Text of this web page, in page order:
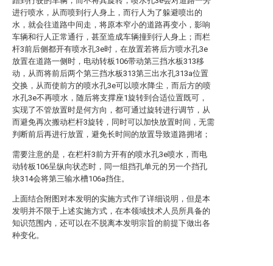
进行喷水，从而喷到行人身上，而行人为了躲避喷出的
水，就会往道路中间走，将原本窄小的道路再变小，影响
车辆和行人正常通行，甚至造成车辆撞到行人身上；而栏
杆3前后侧都开有喷水孔3e时，在放置若将后方喷水孔3e
放置在道路一侧时，电动转板106带动第三挡水板313移
动，从而将前后两个第三挡水板313第三出水孔313a位置
交换，从而使前方的喷水孔3e可以喷水降尘，而后方的喷
水孔3e不再喷水，随后将支撑座1旋转到合适位置既可，
实现了不管放置时是何方向，都可通过旋转进行调节，从
而避免再次搬动栏杆3旋转，同时可以加快放置时间，无需
判断前后再进行放置，避免长时间的放置导致道路拥堵；
需要注意的是，在栏杆3前方开有的喷水孔3e喷水，而电
动转板106呈纵向状态时，同一组挡孔单元的另一个挡孔
块314会将第三输水槽106a挡住。
上面结合附图对本发明的实施方式作了详细说明，但是本
发明并不限于上述实施方式，在本领域技术人员所具备的
知识范围内，还可以在不脱离本发明宗旨的前提下做出各
种变化。